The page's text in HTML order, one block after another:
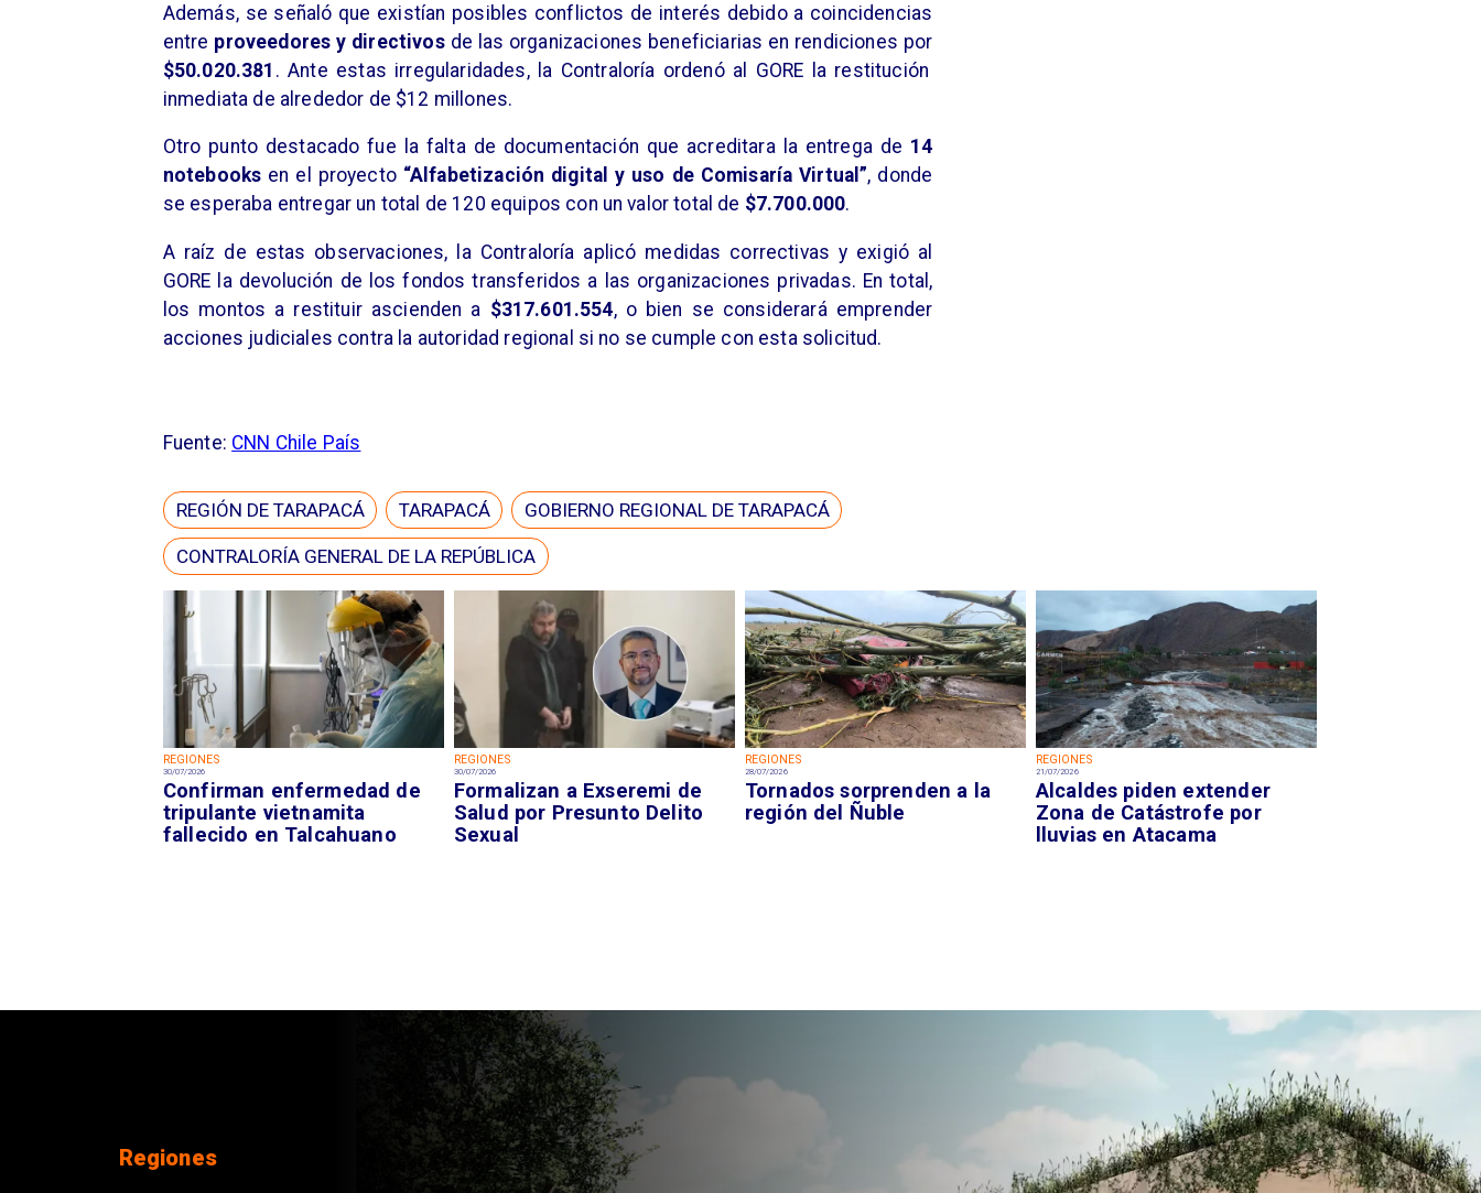
REGIONES
30/07/2026
Confirman enfermedad de
tripulante vietnamita
fallecido en Talcahuano
REGIONES
30/07/2026
Formalizan a Exseremi de
Salud por Presunto Delito
Sexual
REGIONES
28/07/2026
Tornados sorprenden a la
región del Ñuble
REGIONES
21/07/2026
Alcaldes piden extender
Zona de Catástrofe por
lluvias en Atacama
Además, se señaló que existían posibles conflictos de interés debido a coincidencias
entre proveedores y directivosde las organizaciones beneficiarias en rendiciones por
$50.020.381 . Ante estas irregularidades, la Contraloría ordenó al GORE la restitución
inmediata de alrededor de $12 millones.
Otro punto destacado fue la falta de documentación que acreditara la entrega de 14
notebooks en el proyecto“Alfabetización digital y uso de Comisaría Virtual”, donde
se esperaba entregar un total de 120 equipos con un valor total de $7.700.000.
A raíz de estas observaciones, la Contraloría aplicó medidas correctivas y exigió al
GORE la devolución de los fondos transferidos a las organizaciones privadas. En total,
los montos a restituir ascienden a $317.601.554, o bien se considerará emprender
acciones judiciales contra la autoridad regional si no se cumple con esta solicitud.
Fuente: CNN Chile País
REGIÓN DE TARAPACÁ TARAPACÁ GOBIERNO REGIONAL DE TARAPACÁ
CONTRALORÍA GENERAL DE LA REPÚBLICA
Regiones